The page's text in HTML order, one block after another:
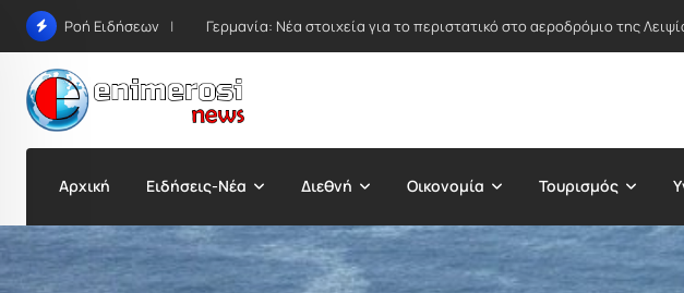
Skip
content
Ροή Ειδήσεων Γερμανία: Νέα στοιχεία για το περιστατικό στο αεροδρόμιο της
Αρχική Ειδήσεις-Νέα Διεθνή Οικονομία Τουρισμός